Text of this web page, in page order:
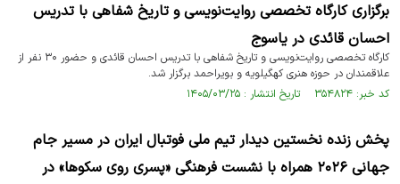
برگزاری کارگاه تخصصی روایت‌نویسی و تاریخ شفاهی با تدریس
احسان قائدی در یاسوج
کارگاه تخصصی روایت‌نویسی و تاریخ شفاهی با تدریس احسان قائدی و حضور ۳۰ نفر از
علاقمندان در حوزه هنری کهگیلویه و بویراحمد برگزار شد.
کد خبر: ۳۵۴۸۲۴ تاریخ انتشار : ۱۴۰۵/۰۳/۲۵
پخش زنده نخستین دیدار تیم ملی فوتبال ایران در مسیر جام
جهانی ۲۰۲۶ همراه با نشست فرهنگی «پسری روی سکوها» در